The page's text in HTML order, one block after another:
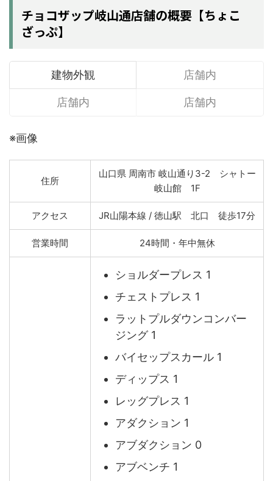
チョコザップ岐山通店舗の概要【ちょこ
ざっぷ】
建物外観 店舗内
店舗内 店舗内
※画像
住所
山口県 周南市 岐山通り3-2 シャトー
岐山館 1F
アクセス JR山陽本線 / 徳山駅 北口 徒歩17分
営業時間 24時間・年中無休
ショルダープレス 1
チェストプレス 1
ラットプルダウンコンバー
ジング 1
バイセップスカール 1
ディップス 1
レッグプレス 1
アダクション 1
アブダクション 0
アブベンチ 1